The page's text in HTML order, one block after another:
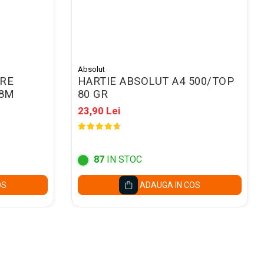
Absolut
HARTIE ABSOLUT A4 500/TOP
80 GR
23,90 Lei
87IN STOC
ADAUGA IN COS